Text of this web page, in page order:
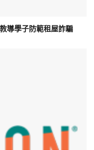
導學子防範租屋詐騙